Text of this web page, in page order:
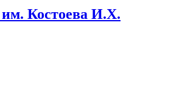
Костоева И.Х.